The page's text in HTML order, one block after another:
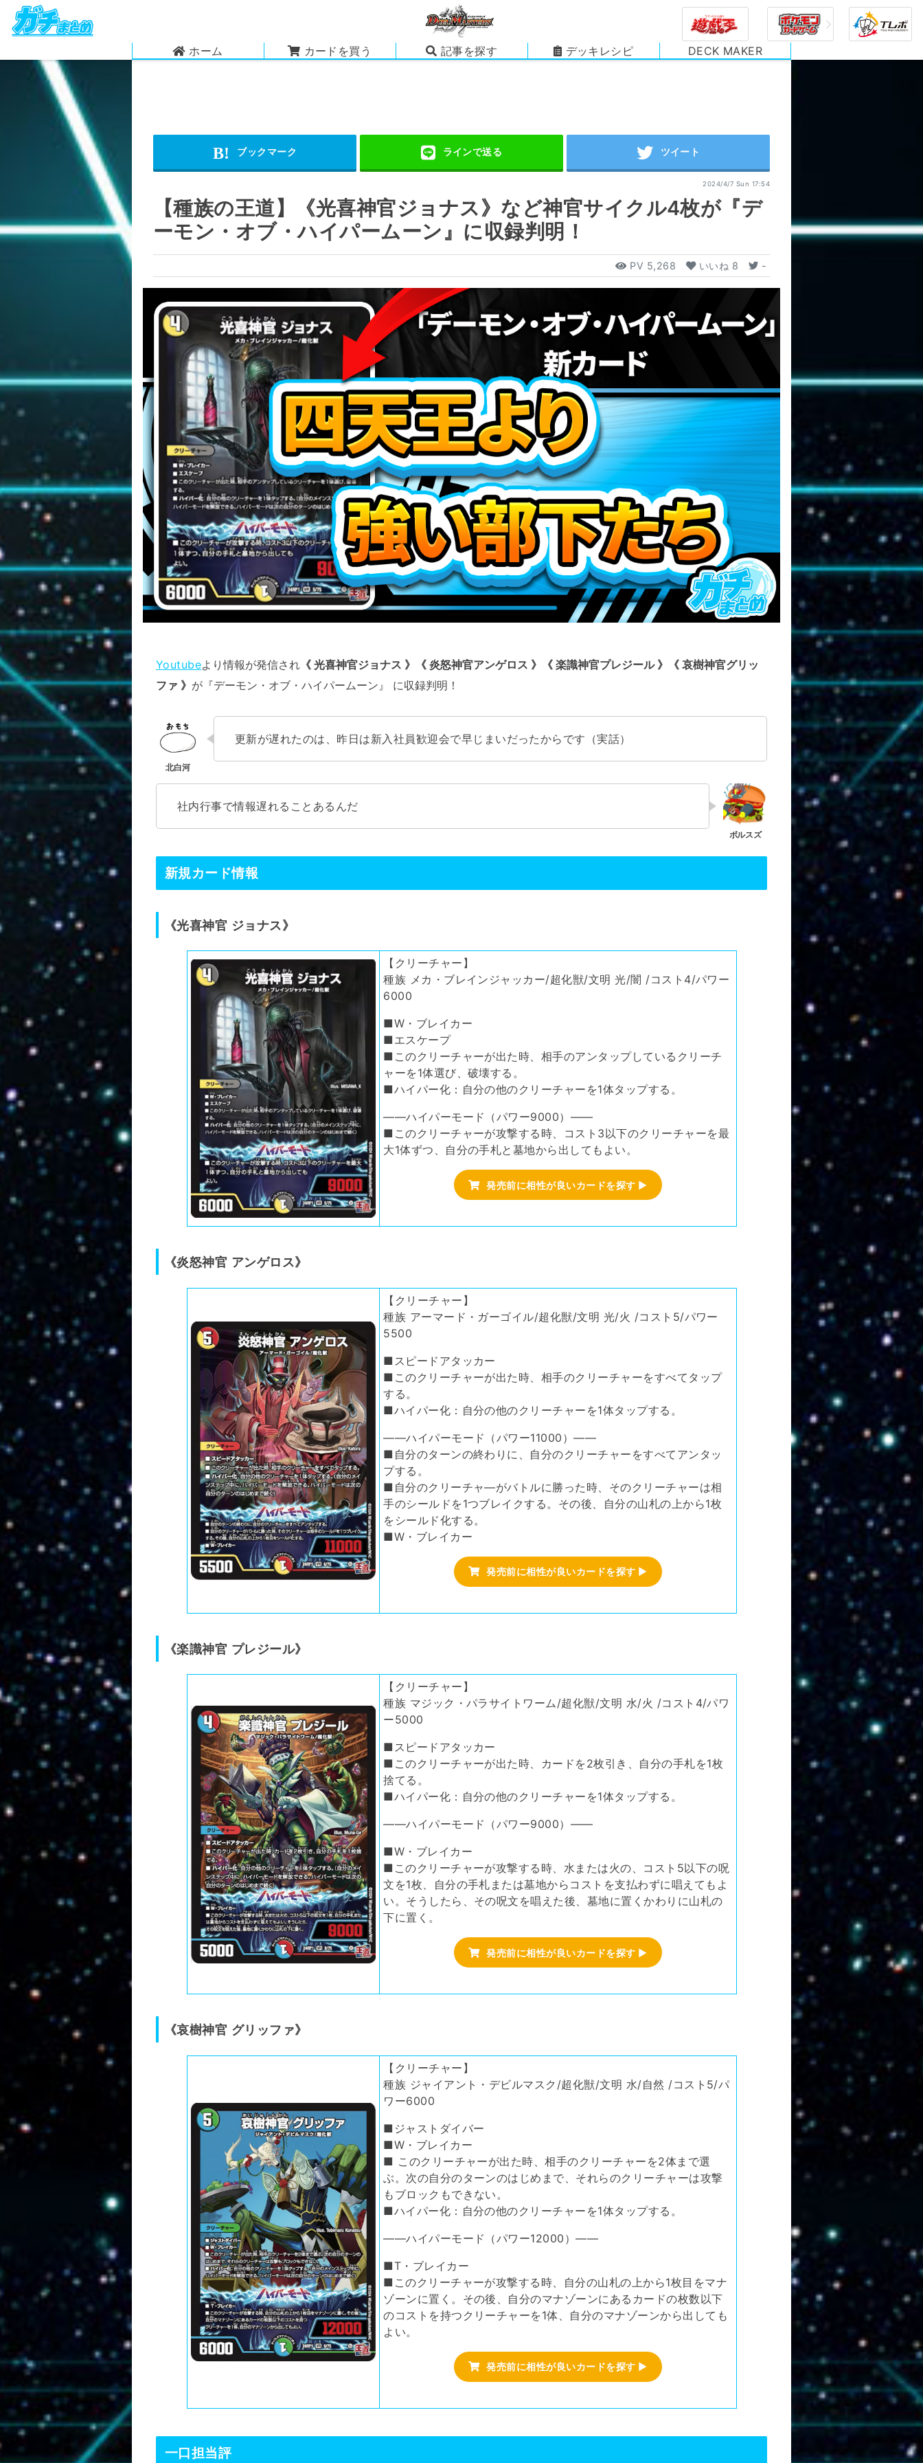
ホーム カードを買う 記事を探す デッキレシピ DECK MAKER
2024/4/7 Sun 17:54
【種族の王道】《光喜神官ジョナス》など神官サイクル4枚が『デ
ーモン・オブ・ハイパームーン』に収録判明！
PV 5,268 いいね 8 -
Youtubeより情報が発信され 《 光喜神官ジョナス 》《 炎怒神官アンゲロス 》《 楽識神官プレジール 》《 哀樹神官グリッ
ファ 》 が『デーモン・オブ・ハイパームーン』 に収録判明！
更新が遅れたのは、昨日は新入社員歓迎会で早じまいだったからです（実話）
社内行事で情報遅れることあるんだ
新規カード情報
《光喜神官 ジョナス》
【クリーチャー】
種族 メカ・ブレインジャッカー/超化獣/文明 光/闇 /コスト4/パワー
6000
■W・ブレイカー
■エスケープ
■このクリーチャーが出た時、相手のアンタップしているクリーチ
ャーを1体選び、破壊する。
■ハイパー化：自分の他のクリーチャーを1体タップする。
――ハイパーモード（パワー9000）――
■このクリーチャーが攻撃する時、コスト3以下のクリーチャーを最
大1体ずつ、自分の手札と墓地から出してもよい。
発売前に相性が良いカードを探す ▶
《炎怒神官 アンゲロス》
【クリーチャー】
種族 アーマード・ガーゴイル/超化獣/文明 光/火 /コスト5/パワー
5500
■スピードアタッカー
■このクリーチャーが出た時、相手のクリーチャーをすべてタップ
する。
■ハイパー化：自分の他のクリーチャーを1体タップする。
――ハイパーモード（パワー11000）――
■自分のターンの終わりに、自分のクリーチャーをすべてアンタッ
プする。
■自分のクリーチャ―がバトルに勝った時、そのクリーチャーは相
手のシールドを1つブレイクする。その後、自分の山札の上から1枚
をシールド化する。
■W・ブレイカー
発売前に相性が良いカードを探す ▶
《楽識神官 プレジール》
【クリーチャー】
種族 マジック・パラサイトワーム/超化獣/文明 水/火 /コスト4/パワ
ー5000
■スピードアタッカー
■このクリーチャーが出た時、カードを2枚引き、自分の手札を1枚
捨てる。
■ハイパー化：自分の他のクリーチャーを1体タップする。
――ハイパーモード（パワー9000）――
■W・ブレイカー
■このクリーチャーが攻撃する時、水または火の、コスト5以下の呪
文を1枚、自分の手札または墓地からコストを支払わずに唱えてもよ
い。そうしたら、その呪文を唱えた後、墓地に置くかわりに山札の
下に置く。
発売前に相性が良いカードを探す ▶
《哀樹神官 グリッファ》
【クリーチャー】
種族 ジャイアント・デビルマスク/超化獣/文明 水/自然 /コスト5/パ
ワー6000
■ジャストダイバー
■W・ブレイカー
■ このクリーチャーが出た時、相手のクリーチャーを2体まで選
ぶ。次の自分のターンのはじめまで、それらのクリーチャーは攻撃
もブロックもできない。
■ハイパー化：自分の他のクリーチャーを1体タップする。
――ハイパーモード（パワー12000）――
■T・ブレイカー
■このクリーチャーが攻撃する時、自分の山札の上から1枚目をマナ
ゾーンに置く。その後、自分のマナゾーンにあるカードの枚数以下
のコストを持つクリーチャーを1体、自分のマナゾーンから出しても
よい。
発売前に相性が良いカードを探す ▶
一口担当評